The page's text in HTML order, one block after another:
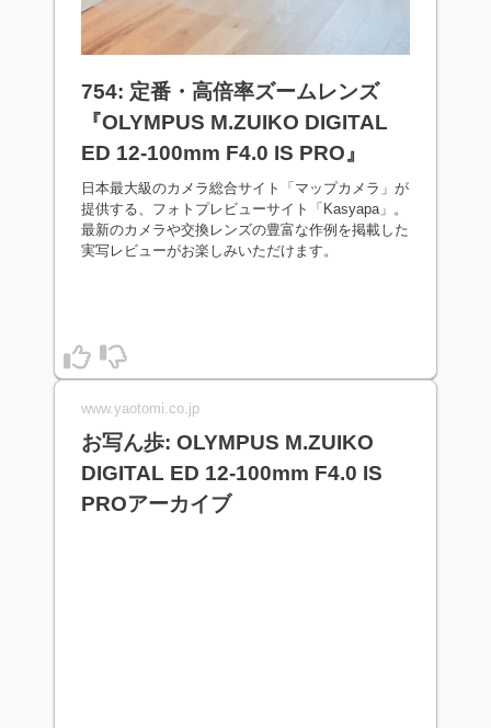
754: 定番・高倍率ズームレンズ
『OLYMPUS M.ZUIKO DIGITAL
ED 12-100mm F4.0 IS PRO』
日本最大級のカメラ総合サイト「マップカメラ」が
提供する、フォトプレビューサイト「Kasyapa」。
最新のカメラや交換レンズの豊富な作例を掲載した
実写レビューがお楽しみいただけます。
www.yaotomi.co.jp
お写ん歩: OLYMPUS M.ZUIKO
DIGITAL ED 12-100mm F4.0 IS
PROアーカイブ